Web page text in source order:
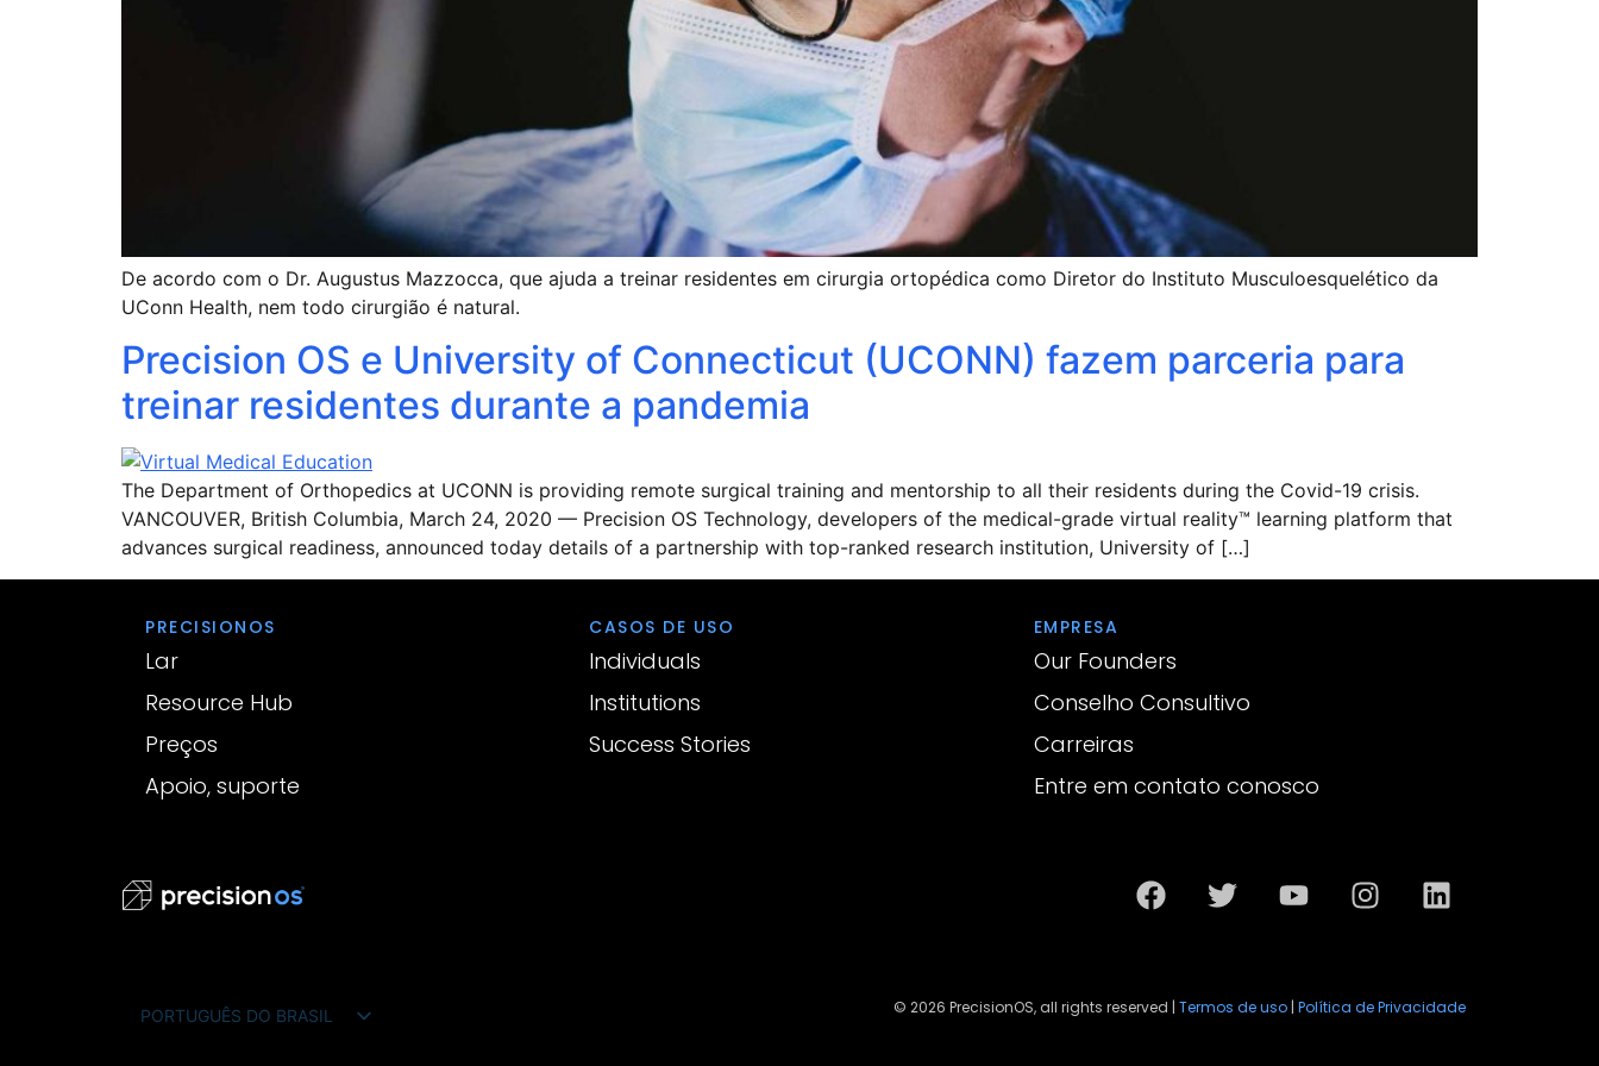
De acordo com o Dr. Augustus Mazzocca, que ajuda a treinar residentes em cirurgia ortopédica como Diretor do Instituto Musculoesquelético da
UConn Health, nem todo cirurgião é natural.
Precision OS e University of Connecticut (UCONN) fazem parceria para
treinar residentes durante a pandemia
The Department of Orthopedics at UCONN is providing remote surgical training and mentorship to all their residents during the Covid-19 crisis.
VANCOUVER, British Columbia, March 24, 2020 — Precision OS Technology, developers of the medical-grade virtual reality™ learning platform that
advances surgical readiness, announced today details of a partnership with top-ranked research institution, University of […]
PRECISIONOS
Lar
Resource Hub
Preços
Apoio, suporte
CASOS DE USO
Individuals
Institutions
Success Stories
EMPRESA
Our Founders
Conselho Consultivo
Carreiras
Entre em contato conosco
PORTUGUÊS DO BRASIL
© 2026 PrecisionOS, all rights reserved | Termos de uso | Política de Privacidade